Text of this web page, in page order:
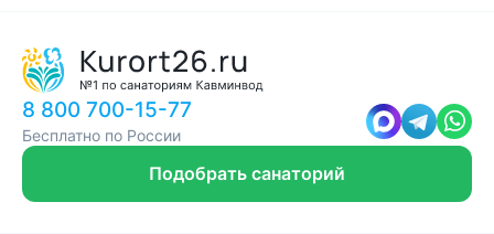
8 800 700-15-77
Бесплатно по России
Подобрать санаторий